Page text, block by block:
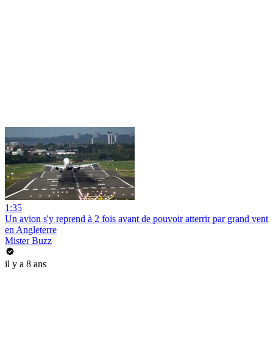
1:35
Un avion s'y reprend à 2 fois avant de pouvoir atterrir par grand vent
en Angleterre
Mister Buzz
il y a 8 ans